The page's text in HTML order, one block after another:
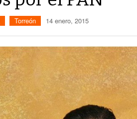
Torreón 14 enero, 2015